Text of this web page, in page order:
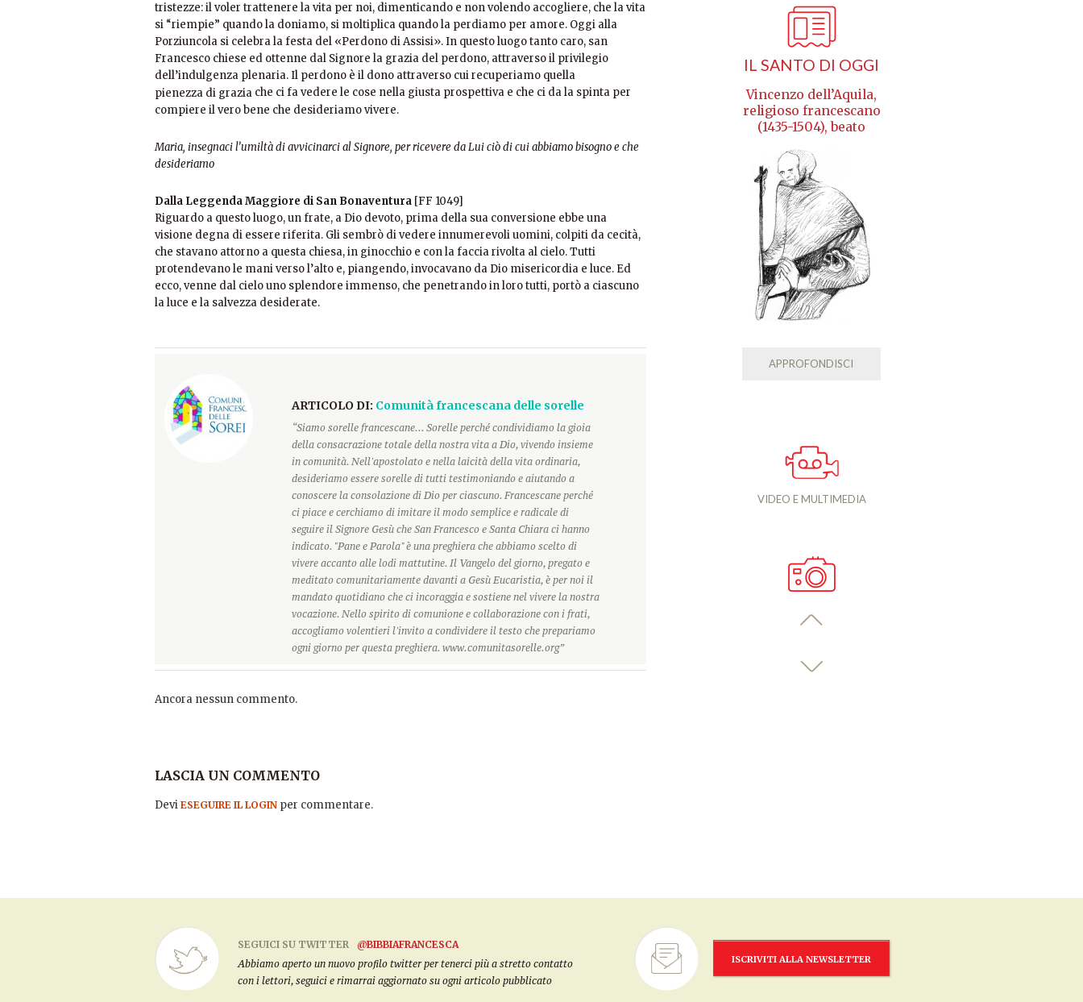
tristezze: il voler trattenere la vita per noi, dimenticando e non volendo accogliere, che la vita
si “riempie” quando la doniamo, si moltiplica quando la perdiamo per amore. Oggi alla
Porziuncola si celebra la festa del «Perdono di Assisi». In questo luogo tanto caro, san
Francesco chiese ed ottenne dal Signore la grazia del perdono, attraverso il privilegio
dell’indulgenza plenaria. Il perdono è il dono attraverso cui recuperiamo quella
pienezza di grazia che ci fa vedere le cose nella giusta prospettiva e che ci da la spinta per
compiere il vero bene che desideriamo vivere.
Maria, insegnaci l’umiltà diavvicinarci al Signore, per ricevere da Lui ciò di cui abbiamo bisogno e che
desideriamo
Dalla Leggenda Maggiore di San Bonaventura [FF 1049]
Riguardo a questo luogo, un frate, a Dio devoto, prima della sua conversione ebbe una
visione degna di essere riferita. Gli sembrò di vedere innumerevoli uomini, colpiti da cecità,
che stavano attorno a questa chiesa, in ginocchio e con la faccia rivolta al cielo. Tutti
protendevano le mani verso l’alto e, piangendo, invocavano da Dio misericordia e luce. Ed
ecco, venne dal cielo uno splendore immenso, che penetrando in loro tutti, portò a ciascuno
la luce e la salvezza desiderate.
ARTICOLO DI: Comunità francescana delle sorelle
“Siamo sorelle francescane... Sorelle perché condividiamo la gioia
della consacrazione totale della nostra vita a Dio, vivendo insieme
in comunità. Nell'apostolato e nella laicità della vita ordinaria,
desideriamo essere sorelle di tutti testimoniando e aiutando a
conoscere la consolazione di Dio per ciascuno. Francescane perché
ci piace e cerchiamo di imitare il modo semplice e radicale di
seguire il Signore Gesù che San Francesco e Santa Chiara ci hanno
indicato. "Pane e Parola" è una preghiera che abbiamo scelto di
vivere accanto alle lodi mattutine. Il Vangelo del giorno, pregato e
meditato comunitariamente davanti a Gesù Eucaristia, è per noi il
mandato quotidiano che ci incoraggia e sostiene nel vivere la nostra
vocazione. Nello spirito di comunione e collaborazione con i frati,
accogliamo volentieri l'invito a condividere il testo che prepariamo
ogni giorno per questa preghiera. www.comunitasorelle.org”
Ancora nessun commento.
LASCIA UN COMMENTO
Devi ESEGUIRE IL LOGIN per commentare.
IL SANTO DI OGGI
Vincenzo dell’Aquila,
religioso francescano
(1435-1504), beato
APPROFONDISCI
VIDEO E MULTIMEDIA
SEGUICI SU TWITTER
@BIBBIAFRANCESCA
Abbiamo aperto un nuovo profilo twitter per tenerci più a stretto contatto
con i lettori, seguici e rimarrai aggiornato su ogni articolo pubblicato
ISCRIVITI ALLA NEWSLETTER